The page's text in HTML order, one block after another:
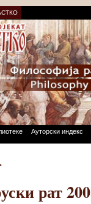
Ауторски индекс
рат